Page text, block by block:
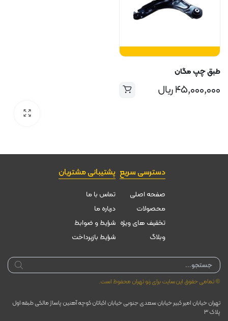
طبق چپ مگان
۴۵,۰۰۰,۰۰۰ریال
دسترسی سریع
صفحه اصلی
محصولات
تخقیف های ویژه
وبلاگ
پشتیبانی مشتریان
تماس با ما
درباره ما
شرایط و ضوابط
شرایط بازپرداخت
Products
search
© تمامی حقوق این سایت برای رنو تهران محفوظ است.
تهران خیابان امیر کبیر خیابان سعدی جنوبی خیابان اکباتان کوچه آهنین پاساژ مالکی طبقه اول
پلاک ۳